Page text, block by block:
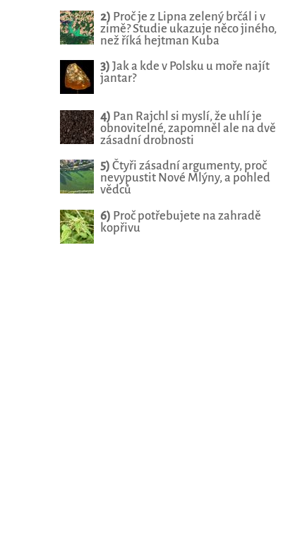
2) Proč je z Lipna zelený brčál i v
zimě? Studie ukazuje něco jiného,
než říká hejtman Kuba
3) Jak a kde v Polsku u moře najít
jantar?
4) Pan Rajchl si myslí, že uhlí je
obnovitelné, zapomněl ale na dvě
zásadní drobnosti
5) Čtyři zásadní argumenty, proč
nevypustit Nové Mlýny, a pohled
vědců
6) Proč potřebujete na zahradě
kopřivu